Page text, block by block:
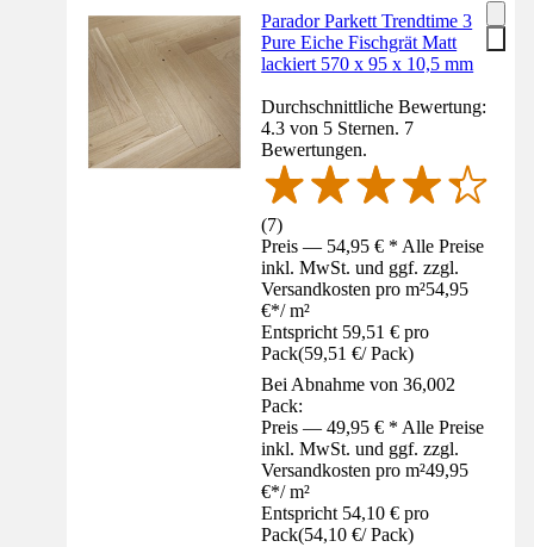
Parador Parkett Trendtime 3
Pure Eiche Fischgrät Matt
lackiert 570 x 95 x 10,5 mm
Durchschnittliche Bewertung:
4.3 von 5 Sternen. 7
Bewertungen.
(7)
Preis — 54,95 € * Alle Preise
inkl. MwSt. und ggf. zzgl.
Versandkosten pro m²54,95
€*/ m²
Entspricht 59,51 € pro
Pack(59,51 €/ Pack)
Bei Abnahme von 36,002
Pack:
Preis — 49,95 € * Alle Preise
inkl. MwSt. und ggf. zzgl.
Versandkosten pro m²49,95
€*/ m²
Entspricht 54,10 € pro
Pack(54,10 €/ Pack)